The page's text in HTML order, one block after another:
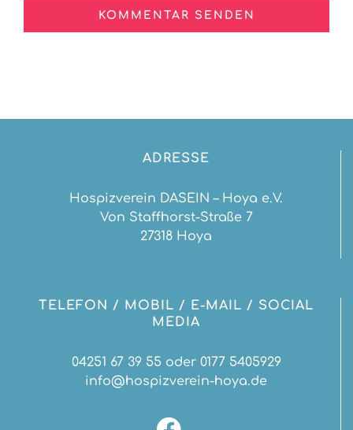
ADRESSE
Hospizverein DASEIN – Hoya e.V.
Von Staffhorst-Straße 7
27318 Hoya
TELEFON / MOBIL / E-MAIL / SOCIAL
MEDIA
04251 67 39 55 oder 0177 5405929
info@hospizverein-hoya.de